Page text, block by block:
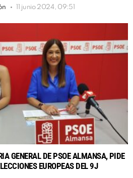
11 junio 2024, 09:51
GENERAL DE PSOE ALMANSA, PIDE
EUROPEAS DEL 9J